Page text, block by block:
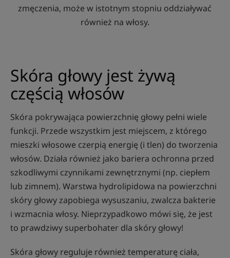
zmęczenia, może w istotnym stopniu oddziaływać
również na włosy.
Skóra głowy jest żywą
częścią włosów
Skóra pokrywająca powierzchnię głowy pełni wiele
funkcji. Przede wszystkim jest miejscem, z którego
mieszki włosowe czerpią energię (i tlen) do tworzenia
włosów. Działa również jako bariera ochronna przed
szkodliwymi czynnikami zewnętrznymi (np. ciepłem
lub zimnem). Warstwa hydrolipidowa na powierzchni
skóry głowy zapobiega wysuszaniu, zwalcza bakterie
i wzmacnia włosy. Nieprzypadkowo mówi się, że jest
to prawdziwy superbohater dla skóry głowy!
Skóra głowy reguluje również temperaturę ciała,